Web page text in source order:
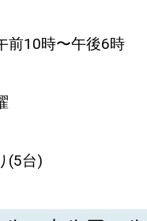
前10時〜午後6時
(5台)